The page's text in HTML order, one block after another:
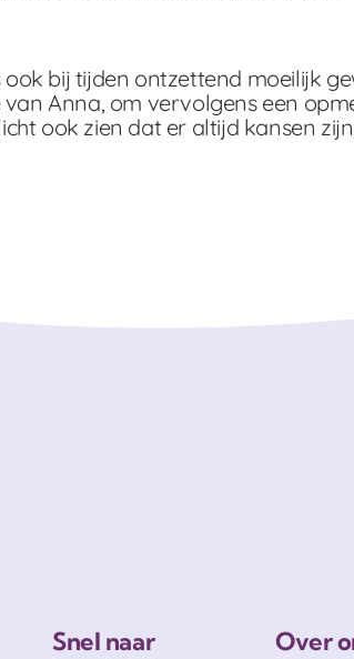
bij tijden ontzettend moeilijk
Anna, om vervolgens een
ook zien dat er altijd kansen
Snel naar Over